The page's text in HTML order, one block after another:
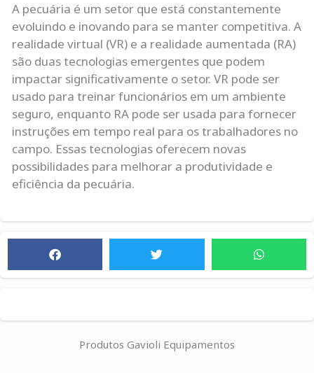
A pecuária é um setor que está constantemente
evoluindo e inovando para se manter competitiva. A
realidade virtual (VR) e a realidade aumentada (RA)
são duas tecnologias emergentes que podem
impactar significativamente o setor. VR pode ser
usado para treinar funcionários em um ambiente
seguro, enquanto RA pode ser usada para fornecer
instruções em tempo real para os trabalhadores no
campo. Essas tecnologias oferecem novas
possibilidades para melhorar a produtividade e
eficiência da pecuária.
Produtos Gavioli Equipamentos